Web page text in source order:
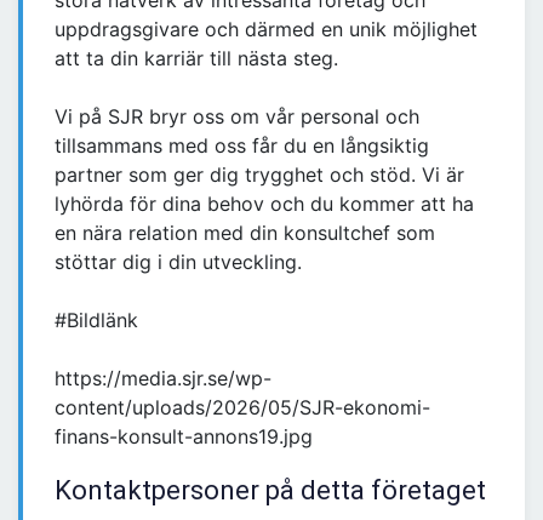
uppdragsgivare och därmed en unik möjlighet
att ta din karriär till nästa steg.
Vi på SJR bryr oss om vår personal och
tillsammans med oss får du en långsiktig
partner som ger dig trygghet och stöd. Vi är
lyhörda för dina behov och du kommer att ha
en nära relation med din konsultchef som
stöttar dig i din utveckling.
#Bildlänk
https://media.sjr.se/wp-
content/uploads/2026/05/SJR-ekonomi-
finans-konsult-annons19.jpg
Kontaktpersoner på detta företaget